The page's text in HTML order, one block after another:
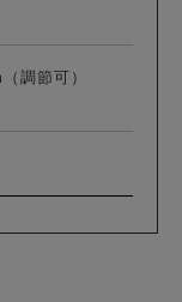
調節可）